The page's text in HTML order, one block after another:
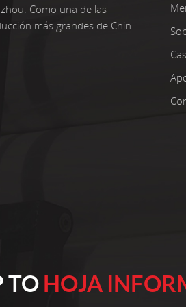
Como una de las
más grandes de China,
adicionales. Nuestras
una superficie de taller de
La inversión bruta
por metro cuadrado
TO HOJA